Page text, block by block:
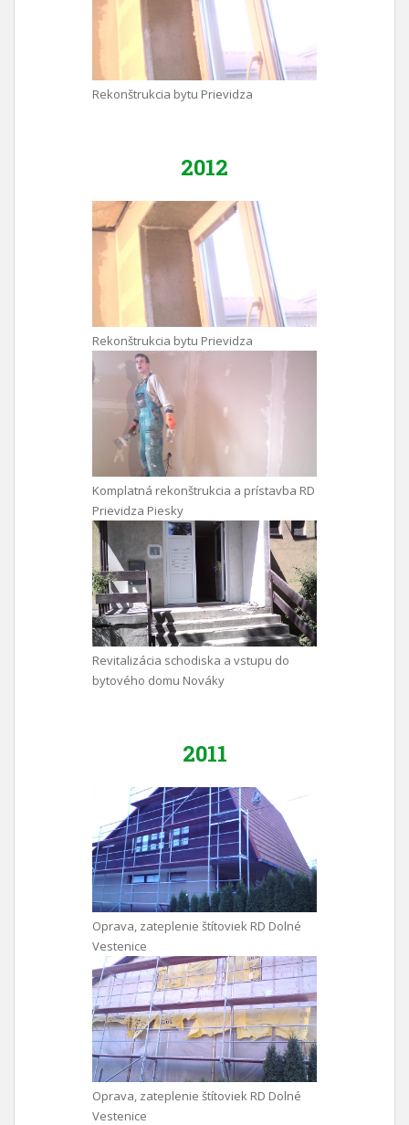
Rekonštrukcia bytu Prievidza
2012
Rekonštrukcia bytu Prievidza
Komplatná rekonštrukcia a prístavba RD
Prievidza Piesky
Revitalizácia schodiska a vstupu do
bytového domu Nováky
2011
Oprava, zateplenie štítoviek RD Dolné
Vestenice
Oprava, zateplenie štítoviek RD Dolné
Vestenice